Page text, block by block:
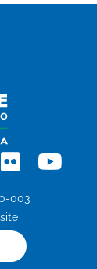
X Flickr
003